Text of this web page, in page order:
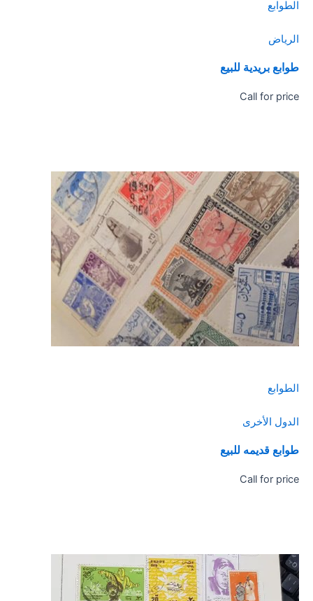
الطوابع
الرياض
طوابع بريدية للبيع
Call for price
الطوابع
الدول الأخرى
طوابع قديمه للبيع
Call for price